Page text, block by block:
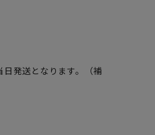
発送となります。（補